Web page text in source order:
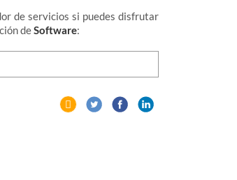
de servicios si puedes disfrutar
deSoftware: